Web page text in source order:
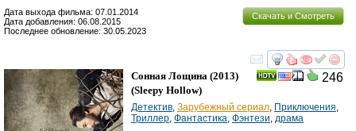
Скачать и Смотреть
Дата выхода фильма: 07.01.2014
Дата добавления: 06.08.2015
Последнее обновление: 30.05.2023
смотреть
246
Сонная Лощина (2013)
(Sleepy Hollow)
Детектив, Зарубежный сериал, Приключения,
Триллер, Фантастика, Фэнтези, драма